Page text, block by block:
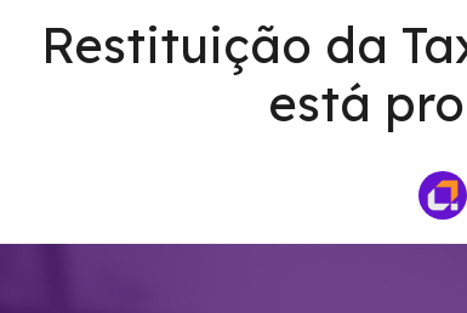
Restituição da
está